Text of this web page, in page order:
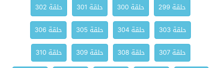
حلقة 299
حلقة 300 حلقة 301
حلقة 302
حلقة 303
حلقة 304 حلقة 305
حلقة 306
حلقة 307
حلقة 308 حلقة 309
حلقة 310